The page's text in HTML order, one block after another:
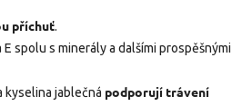
příchuť.
E spolu s minerály a dalšími prospěšnými
kyselina jablečná podporují trávení